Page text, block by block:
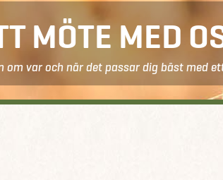
MÖTE MED
om var och när det passar dig bäst med